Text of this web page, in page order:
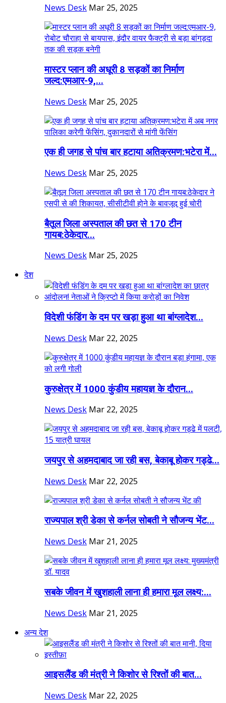
News Desk Mar 25, 2025
मास्टर प्लान की अधूरी 8 सड़कों का निर्माण
जल्द:एमआर-9,...
News Desk Mar 25, 2025
एक ही जगह से पांच बार हटाया अतिक्रमण:भटेरा में...
News Desk Mar 25, 2025
बैतूल जिला अस्पताल की छत से 170 टीन
गायब:ठेकेदार...
News Desk Mar 25, 2025
देश
विदेशी फंडिंग के दम पर खड़ा हुआ था बांग्लादेश...
News Desk Mar 22, 2025
कुरुक्षेत्र में 1000 कुंडीय महायज्ञ के दौरान...
News Desk Mar 22, 2025
जयपुर से अहमदाबाद जा रही बस, बेकाबू होकर गड्ढे...
News Desk Mar 22, 2025
राज्यपाल श्री डेका से कर्नल सोबती ने सौजन्य भेंट...
News Desk Mar 21, 2025
सबके जीवन में खुशहाली लाना ही हमारा मूल लक्ष्य:...
News Desk Mar 21, 2025
अन्य देश
आइसलैंड की मंत्री ने किशोर से रिश्तों की बात...
News Desk Mar 22, 2025